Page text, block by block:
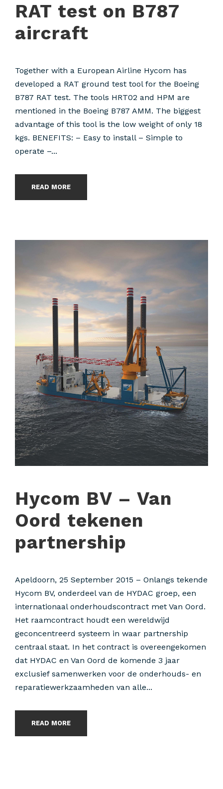
RAT test on B787
aircraft
Together with a European Airline Hycom has
developed a RAT ground test tool for the Boeing
B787 RAT test. The tools HRT02 and HPM are
mentioned in the Boeing B787 AMM. The biggest
advantage of this tool is the low weight of only 18
kgs. BENEFITS: – Easy to install – Simple to
operate –...
READ MORE
Hycom BV – Van
Oord tekenen
partnership
Apeldoorn, 25 September 2015 – Onlangs tekende
Hycom BV, onderdeel van de HYDAC groep, een
internationaal onderhoudscontract met Van Oord.
Het raamcontract houdt een wereldwijd
geconcentreerd systeem in waar partnership
centraal staat. In het contract is overeengekomen
dat HYDAC en Van Oord de komende 3 jaar
exclusief samenwerken voor de onderhouds- en
reparatiewerkzaamheden van alle...
READ MORE